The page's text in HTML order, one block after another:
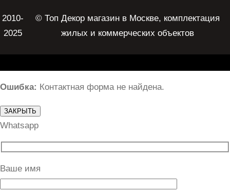
2010-
2025
© Топ Декор магазин в Москве, комплектация
жилых и коммерческих объектов
Ошибка: Контактная форма не найдена.
ЗАКРЫТЬ
Whatsapp
Ваше имя